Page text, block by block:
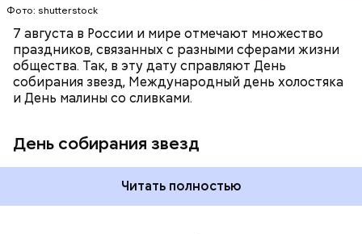
Фото: shutterstock
7 августа в России и мире отмечают множество
праздников, связанных с разными сферами жизни
общества. Так, в эту дату справляют День
собирания звезд, Международный день холостяка
и День малины со сливками.
День собирания звезд
Читать полностью
кабачок;
петрушка;
оливковое масло;